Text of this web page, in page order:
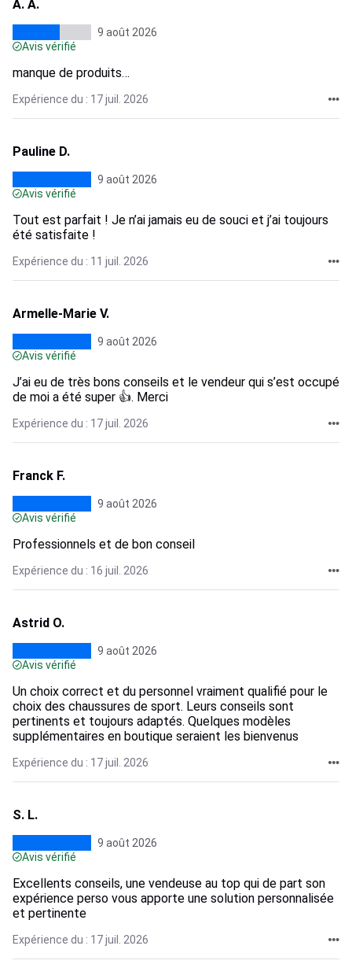
A. A.
9 août 2026
Avis vérifié
manque de produits…
Expérience du : 17 juil. 2026
Pauline D.
9 août 2026
Avis vérifié
Tout est parfait ! Je n’ai jamais eu de souci et j’ai toujours
été satisfaite !
Expérience du : 11 juil. 2026
Armelle-Marie V.
9 août 2026
Avis vérifié
J’ai eu de très bons conseils et le vendeur qui s’est occupé
de moi a été super 👍. Merci
Expérience du : 17 juil. 2026
Franck F.
9 août 2026
Avis vérifié
Professionnels et de bon conseil
Expérience du : 16 juil. 2026
Astrid O.
9 août 2026
Avis vérifié
Un choix correct et du personnel vraiment qualifié pour le
choix des chaussures de sport. Leurs conseils sont
pertinents et toujours adaptés. Quelques modèles
supplémentaires en boutique seraient les bienvenus
Expérience du : 17 juil. 2026
S. L.
9 août 2026
Avis vérifié
Excellents conseils, une vendeuse au top qui de part son
expérience perso vous apporte une solution personnalisée
et pertinente
Expérience du : 17 juil. 2026